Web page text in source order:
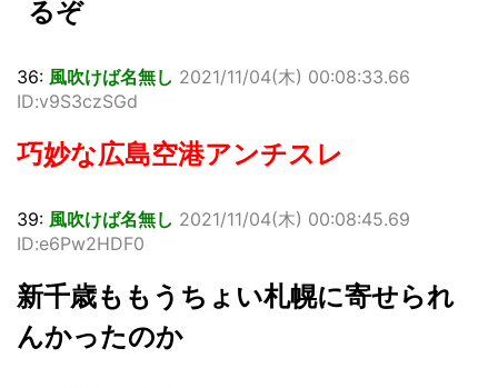
るぞ
36: 風吹けば名無し 2021/11/04(木) 00:08:33.66
ID:v9S3czSGd
巧妙な広島空港アンチスレ
39: 風吹けば名無し 2021/11/04(木) 00:08:45.69
ID:e6Pw2HDF0
新千歳ももうちょい札幌に寄せられ
んかったのか